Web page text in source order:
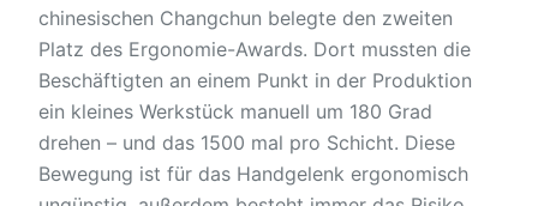
chinesischen Changchun belegte den zweiten
Platz des Ergonomie-Awards. Dort mussten die
Beschäftigten an einem Punkt in der Produktion
ein kleines Werkstück manuell um 180 Grad
drehen – und das 1500 mal pro Schicht. Diese
Bewegung ist für das Handgelenk ergonomisch